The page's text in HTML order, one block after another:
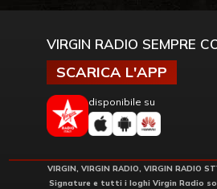
VIRGIN RADIO SEMPRE
SCARICA L'APP
disponibile su
VIRGIN, VIRGIN RADIO, VIRGIN RADIO
Signature e tutti i loghi Virgin Radio